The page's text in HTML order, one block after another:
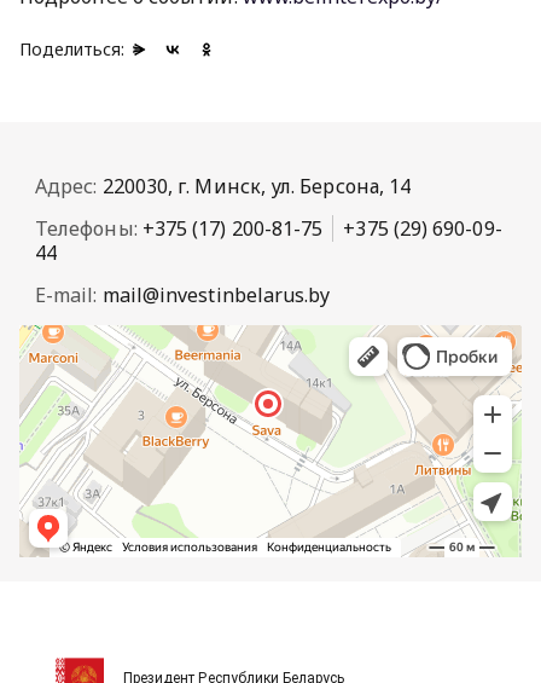
Поделиться:
Адрес: 220030, г. Минск, ул. Берсона, 14
Телефоны: +375 (17) 200-81-75
+375 (29) 690-09-
44
E-mail: mail@investinbelarus.by
Президент Республики Беларусь